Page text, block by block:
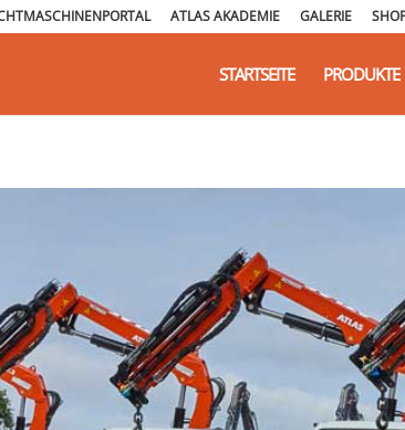
ATLAS AKADEMIE GALERIE
STARTSEITE PRODUKTE